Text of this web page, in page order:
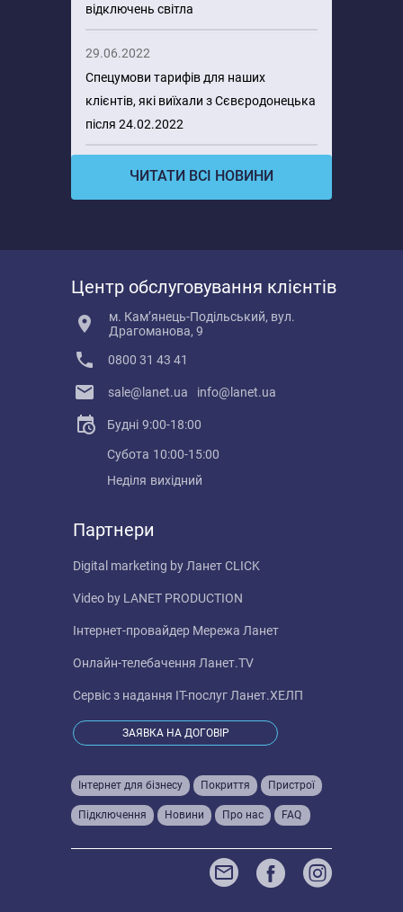
відключень світла
29.06.2022
Спецумови тарифів для наших
клієнтів, які виїхали з Сєвєродонецька
після 24.02.2022
ЧИТАТИ ВСІ НОВИНИ
Інтернет для бізнесу Покриття Пристрої
Підключення Новини Про нас FAQ
Центр обслуговування клієнтів
м. Кам’янець-Подільський, вул.
Драгоманова, 9
0800 31 43 41
sale@lanet.ua info@lanet.ua
Будні 9:00-18:00
Субота 10:00-15:00
Неділя вихідний
Партнери
Digital marketing by Ланет CLICK
Video by LANET PRODUCTION
Інтернет-провайдер Мережа Ланет
Онлайн-телебачення Ланет.TV
Сервіс з надання IT-послуг Ланет.ХЕЛП
ЗАЯВКА НА ДОГОВІР